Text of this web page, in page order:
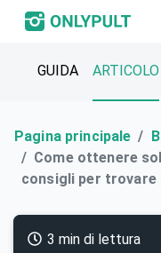
GUIDA ARTICOLO
Pagina principale
Come ottenere
consigli per trovare
3 min di lettura